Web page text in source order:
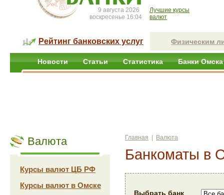
9 августа 2026
воскресенье 16:04
Лучшие курсы
валют
Рейтинг банковских услуг Физическим
Новости Статьи Статистика Банки Омска
Валюта
Курсы валют ЦБ РФ
Курсы валют в Омске
Главная Валюта
Банкоматы в
Выбрать банк